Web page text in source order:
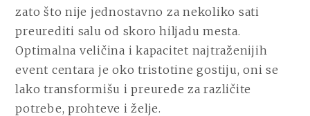
zato što nije jednostavno za nekoliko sati
preurediti salu od skoro hiljadu mesta.
Optimalna veličina i kapacitet najtraženijih
event centara je oko tristotine gostiju, oni se
lako transformišu i preurede za različite
potrebe, prohteve i želje.